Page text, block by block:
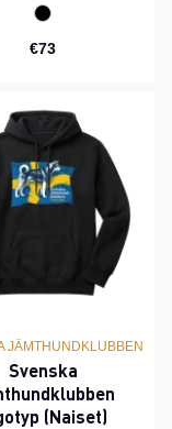
€73
JÄMTHUNDKLUBBEN
Svenska
(Naiset)